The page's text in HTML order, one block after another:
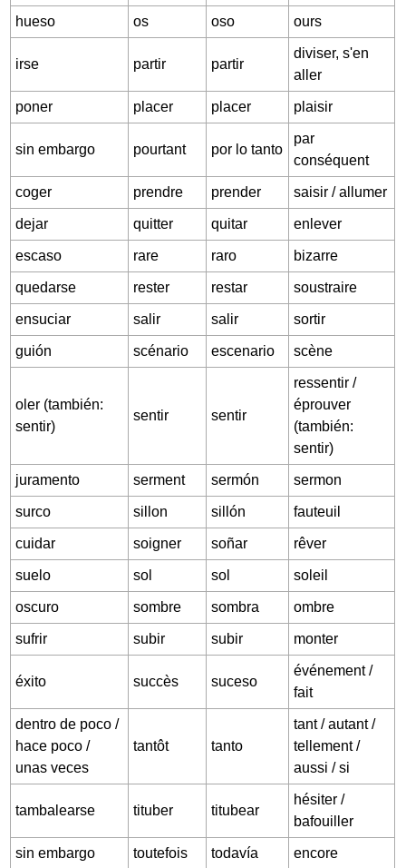
hueso os oso ours
irse partir partir
diviser, s'en
aller
poner placer placer plaisir
sin embargo pourtant por lo tanto
par
conséquent
coger prendre prender saisir / allumer
dejar quitter quitar enlever
escaso rare raro bizarre
quedarse rester restar soustraire
ensuciar salir salir sortir
guión scénario escenario scène
oler (también:
sentir)
sentir sentir
ressentir /
éprouver
(también:
sentir)
juramento serment sermón sermon
surco sillon sillón fauteuil
cuidar soigner soñar rêver
suelo sol sol soleil
oscuro sombre sombra ombre
sufrir subir subir monter
éxito succès suceso
événement /
fait
dentro de poco /
hace poco /
unas veces
tantôt tanto
tant / autant /
tellement /
aussi / si
tambalearse tituber titubear
hésiter /
bafouiller
sin embargo toutefois todavía encore